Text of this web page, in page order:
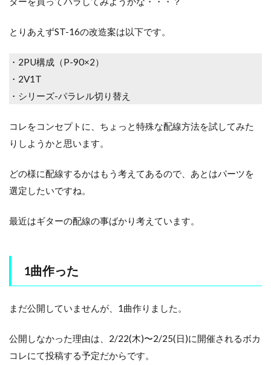
とりあえずST-16の改造案は以下です。
・2PU構成（P-90×2）
・2V1T
・シリーズ-パラレル切り替え
コレをコンセプトに、ちょっと特殊な配線方法を試してみた
りしようかと思います。
どの様に配線するかはもう考えてあるので、あとはパーツを
選定したいですね。
最近はギターの配線の事ばかり考えています。
1曲作った
まだ公開していませんが、1曲作りました。
公開しなかった理由は、2/22(木)〜2/25(日)に開催されるボカ
コレにて投稿する予定だからです。